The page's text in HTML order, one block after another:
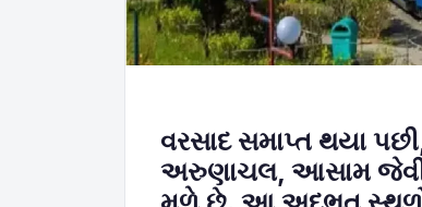
વરસાદ સમાપ્ત થયા
અરુણાચલ, આસામ જેવી